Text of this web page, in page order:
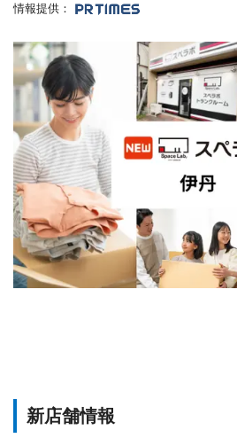
情報提供：
新店舗情報